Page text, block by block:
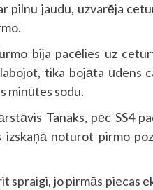
pilnu jaudu, uzvarēja
bija pacēlies uz
tika bojāta ūdens
minūtes sodu.
Tanaks, pēc SS4
izskaņā noturot pirmo
spraigi, jo pirmās piecas